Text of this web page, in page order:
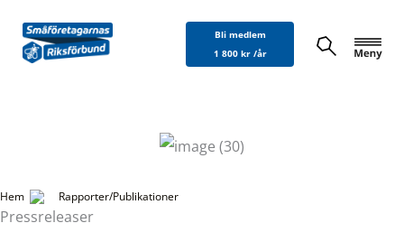
innehåll
Bli medlem
1 800 kr /år
Hem Rapporter/Publikationer
Pressreleaser